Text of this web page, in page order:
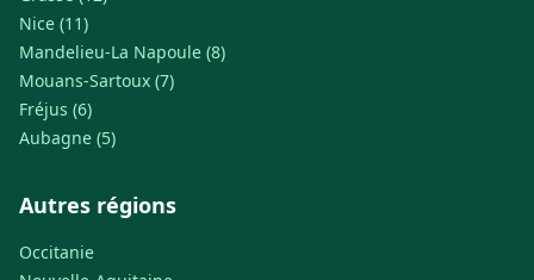
Nice (11)
Mandelieu-La Napoule (8)
Mouans-Sartoux (7)
Fréjus (6)
Aubagne (5)
Autres régions
Occitanie